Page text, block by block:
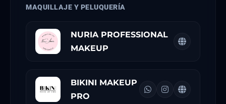
MAQUILLAJE Y PELUQUERÍA
NURIA PROFESSIONAL
MAKEUP
BIKINI MAKEUP
PRO